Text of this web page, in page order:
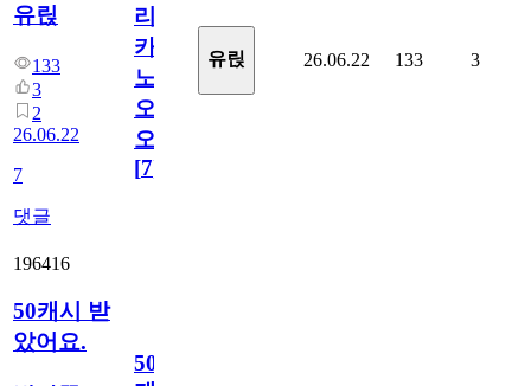
유릱
133
3
2
26.06.22
7
댓글
리
카
노
오
오!
[7]
유릱 26.06.22 133 3
196416
50캐시 받
았어요.
50